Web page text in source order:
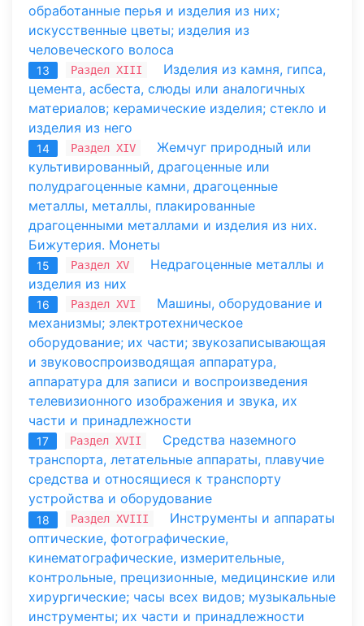
обработанные перья и изделия из них;
искусственные цветы; изделия из
человеческого волоса
13 Раздел XIII
Изделия из камня, гипса,
цемента, асбеста, слюды или аналогичных
материалов; керамические изделия; стекло и
изделия из него
14 Раздел XIV
Жемчуг природный или
культивированный, драгоценные или
полудрагоценные камни, драгоценные
металлы, металлы, плакированные
драгоценными металлами и изделия из них.
Бижутерия. Монеты
15 Раздел XV
Недрагоценные металлы и
изделия из них
16 Раздел XVI
Машины, оборудование и
механизмы; электротехническое
оборудование; их части; звукозаписывающая
и звуковоспроизводящая аппаратура,
аппаратура для записи и воспроизведения
телевизионного изображения и звука, их
части и принадлежности
17 Раздел XVII
Средства наземного
транспорта, летательные аппараты, плавучие
средства и относящиеся к транспорту
устройства и оборудование
18 Раздел XVIII
Инструменты и аппараты
оптические, фотографические,
кинематографические, измерительные,
контрольные, прецизионные, медицинские или
хирургические; часы всех видов; музыкальные
инструменты; их части и принадлежности